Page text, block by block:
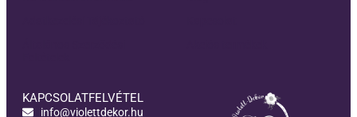
KAPCSOLATFELVÉTEL
info@violettdekor.hu